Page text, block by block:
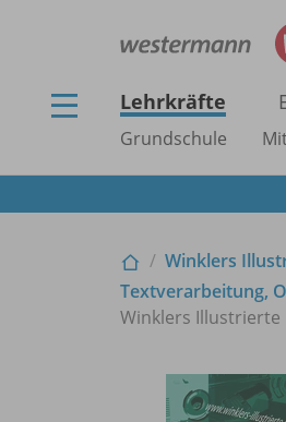
Lehrkräfte
Grundschule
Winklers
Textverarbeitung,
Winklers Illustrierte